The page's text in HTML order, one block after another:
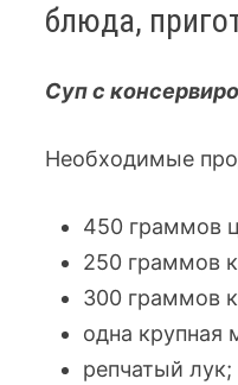
блюда,
Суп с
Необходимые
450 граммов
250 граммов
300 граммов
одна крупная
репчатый лук;